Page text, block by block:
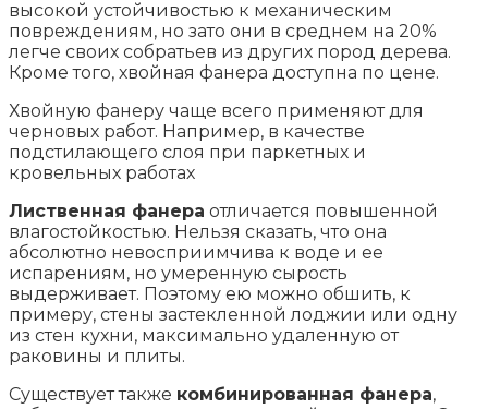
высокой устойчивостью к механическим
повреждениям, но зато они в среднем на 20%
легче своих собратьев из других пород дерева.
Кроме того, хвойная фанера доступна по цене.
Хвойную фанеру чаще всего применяют для
черновых работ. Например, в качестве
подстилающего слоя при паркетных и
кровельных работах
Лиственная фанера отличается повышенной
влагостойкостью. Нельзя сказать, что она
абсолютно невосприимчива к воде и ее
испарениям, но умеренную сырость
выдерживает. Поэтому ею можно обшить, к
примеру, стены застекленной лоджии или одну
из стен кухни, максимально удаленную от
раковины и плиты.
Существует также комбинированная фанера,